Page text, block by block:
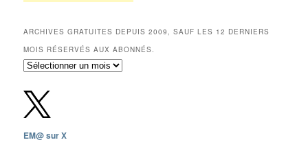
ARCHIVES GRATUITES DEPUIS 2009, SAUF LES 12 DERNIERS
MOIS RÉSERVÉS AUX ABONNÉS.
Archives
depuis
2009,
sauf
12
EM@ sur X